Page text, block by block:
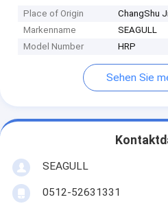
Place of Origin
ChangShu
Markenname
SEAGULL
Model Number
HRP
Sehen Sie
SEAGULL
0512-52631331